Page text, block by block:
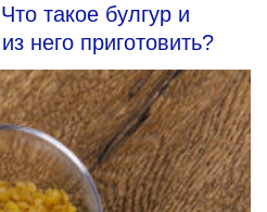
Что такое булгур и
него приготовить?